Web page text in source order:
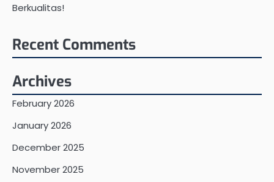
Berkualitas!
Recent Comments
Archives
February 2026
January 2026
December 2025
November 2025